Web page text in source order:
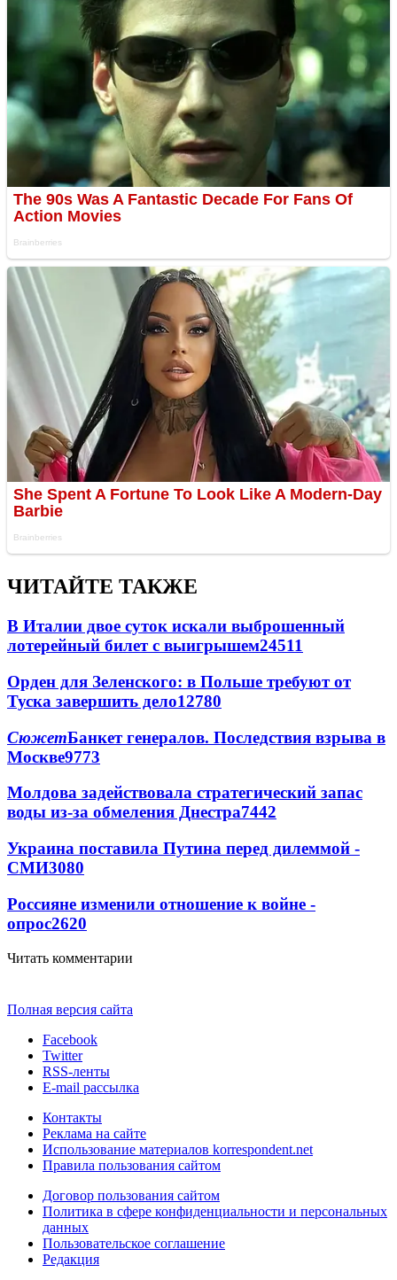
ЧИТАЙТЕ ТАКЖЕ
В Италии двое суток искали выброшенный
лотерейный билет с выигрышем24511
Орден для Зеленского: в Польше требуют от
Туска завершить дело12780
СюжетБанкет генералов. Последствия взрыва в
Москве9773
Молдова задействовала стратегический запас
воды из-за обмеления Днестра7442
Украина поставила Путина перед дилеммой -
СМИ3080
Россияне изменили отношение к войне -
опрос2620
Читать комментарии
Полная версия сайта
Facebook
Twitter
RSS-ленты
E-mail рассылка
Контакты
Реклама на сайте
Использование материалов korrespondent.net
Правила пользования сайтом
Договор пользования сайтом
Политика в сфере конфиденциальности и персональных
данных
Пользовательское соглашение
Редакция